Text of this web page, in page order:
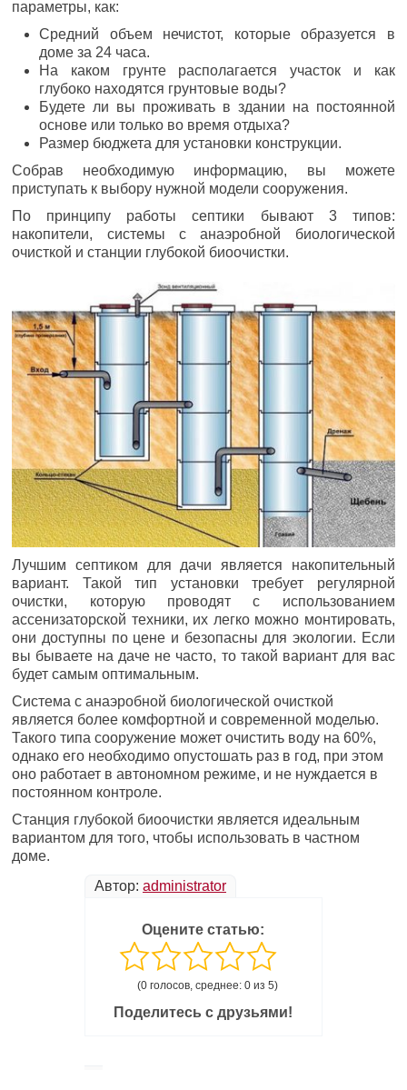
параметры, как:
Средний объем нечистот, которые образуется в
доме за 24 часа.
На каком грунте располагается участок и как
глубоко находятся грунтовые воды?
Будете ли вы проживать в здании на постоянной
основе или только во время отдыха?
Размер бюджета для установки конструкции.
Собрав необходимую информацию, вы можете
приступать к выбору нужной модели сооружения.
По принципу работы септики бывают 3 типов:
накопители, системы с анаэробной биологической
очисткой и станции глубокой биоочистки.
Лучшим септиком для дачи является накопительный
вариант. Такой тип установки требует регулярной
очистки, которую проводят с использованием
ассенизаторской техники, их легко можно монтировать,
они доступны по цене и безопасны для экологии. Если
вы бываете на даче не часто, то такой вариант для вас
будет самым оптимальным.
Система с анаэробной биологической очисткой
является более комфортной и современной моделью.
Такого типа сооружение может очистить воду на 60%,
однако его необходимо опустошать раз в год, при этом
оно работает в автономном режиме, и не нуждается в
постоянном контроле.
Станция глубокой биоочистки является идеальным
вариантом для того, чтобы использовать в частном
доме.
Автор: administrator
Оцените статью:
(0 голосов, среднее: 0 из 5)
Поделитесь с друзьями!